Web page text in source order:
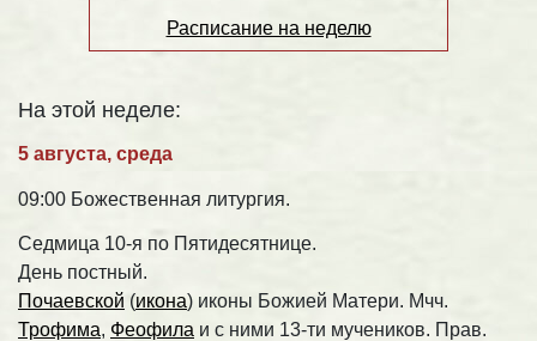
Расписание на неделю
На этой неделе:
5 августа, среда
09:00 Божественная литургия.
Седмица 10-я по Пятидесятнице.
День постный.
Почаевской (икона) иконы Божией Матери. Мчч.
Трофима, Феофила и с ними 13-ти мучеников. Прав.